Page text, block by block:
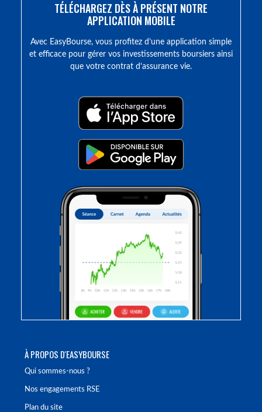
À PROPOS D'EASYBOURSE
Qui sommes-nous ?
Nos engagements RSE
Plan du site
TÉLÉCHARGEZ DÈS À PRÉSENT NOTRE
APPLICATION MOBILE
Avec EasyBourse, vous profitez d’une application simple
et efficace pour gérer vos investissements boursiers ainsi
que votre contrat d’assurance vie.